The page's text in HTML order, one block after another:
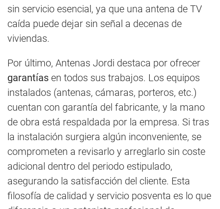
sin servicio esencial, ya que una antena de TV
caída puede dejar sin señal a decenas de
viviendas.
Por último, Antenas Jordi destaca por ofrecer
garantías en todos sus trabajos. Los equipos
instalados (antenas, cámaras, porteros, etc.)
cuentan con garantía del fabricante, y la mano
de obra está respaldada por la empresa. Si tras
la instalación surgiera algún inconveniente, se
comprometen a revisarlo y arreglarlo sin coste
adicional dentro del periodo estipulado,
asegurando la satisfacción del cliente. Esta
filosofía de calidad y servicio posventa es lo que